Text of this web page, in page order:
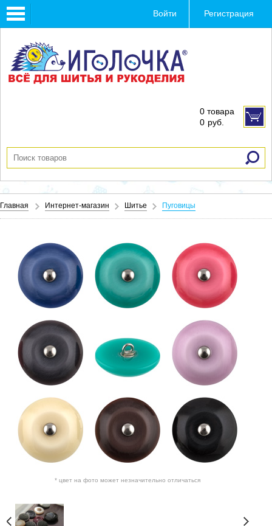
Toggle
navigation
Войти Регистрация
0 товара
0 руб.
Главная Интернет-магазин Шитье Пуговицы
* цвет на фото может незначительно отличаться